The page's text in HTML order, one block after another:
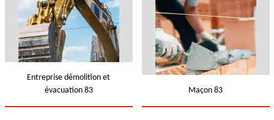
Entreprise démolition et
évacuation 83
Maçon 83